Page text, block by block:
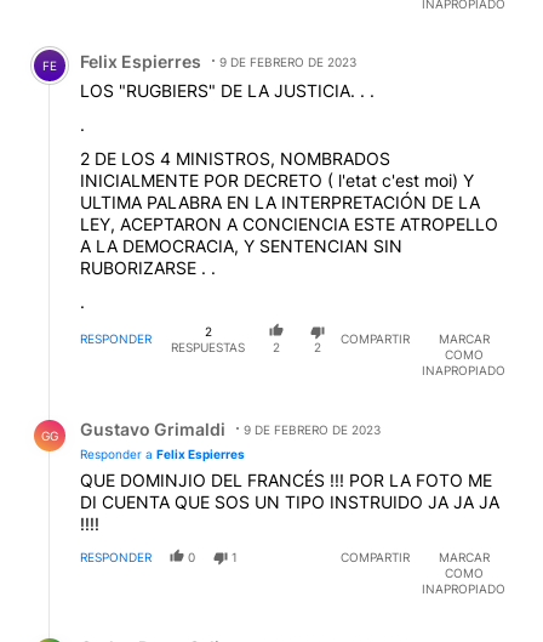
POBREZA Y DDHH.
INAPROPIADO
Comentario de Felix Espierres.
FE Felix Espierres 9 DE FEBRERO DE 2023
LOS "RUGBIERS" DE LA JUSTICIA. . .
.
2 DE LOS 4 MINISTROS, NOMBRADOS
INICIALMENTE POR DECRETO ( l'etat c'est moi) Y
ULTIMA PALABRA EN LA INTERPRETACIÓN DE LA
LEY, ACEPTARON A CONCIENCIA ESTE ATROPELLO
A LA DEMOCRACIA, Y SENTENCIAN SIN
RUBORIZARSE . .
.
RESPONDER
2
RESPUESTAS
2 2
COMPARTIR
MARCAR
COMO
INAPROPIADO
GG Gustavo Grimaldi
9 DE FEBRERO DE 2023
Responder a Felix Espierres
QUE DOMINJIO DEL FRANCÉS !!! POR LA FOTO ME
DI CUENTA QUE SOS UN TIPO INSTRUIDO JA JA JA
!!!!
RESPONDER 0 1 COMPARTIR
MARCAR
COMO
INAPROPIADO